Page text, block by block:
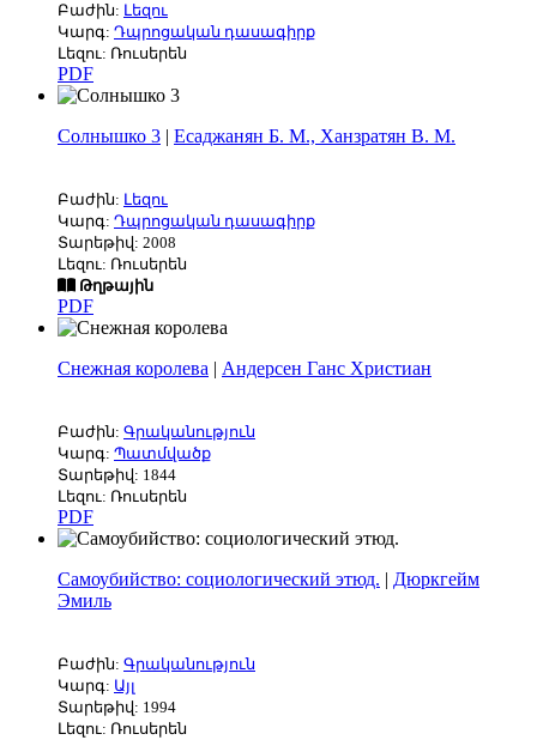
Բաժին: Լեզու
Կարգ: Դպրոցական դասագիրք
Լեզու: Ռուսերեն
PDF
Солнышко 3 | Есаджанян Б. М., Ханзратян В. М.
Բաժին: Լեզու
Կարգ: Դպրոցական դասագիրք
Տարեթիվ: 2008
Լեզու: Ռուսերեն
Թղթային
PDF
Снежная королева | Андерсен Ганс Христиан
Բաժին: Գրականություն
Կարգ: Պատմվածք
Տարեթիվ: 1844
Լեզու: Ռուսերեն
PDF
Самоубийство: социологический этюд. | Дюркгейм
Эмиль
Բաժին: Գրականություն
Կարգ: Այլ
Տարեթիվ: 1994
Լեզու: Ռուսերեն